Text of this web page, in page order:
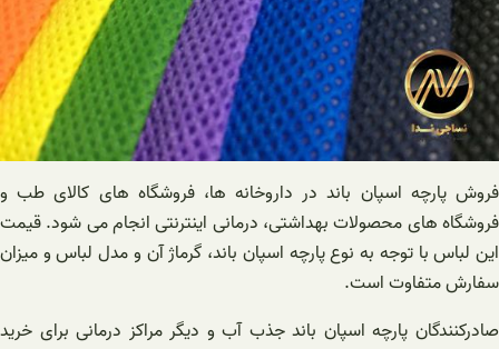
فروش پارچه اسپان باند در داروخانه ها، فروشگاه های کالای طب و
فروشگاه های محصولات بهداشتی، درمانی اینترنتی انجام می شود. قیمت
این لباس با توجه به نوع پارچه اسپان باند، گرماژ آن و مدل لباس و میزان
سفارش متفاوت است‌.
صادرکنندگان پارچه اسپان باند جذب آب و دیگر مراکز درمانی برای خرید